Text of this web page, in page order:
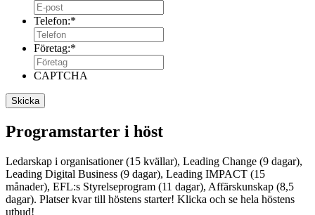
Telefon:*
Företag:*
CAPTCHA
Programstarter i höst
Ledarskap i organisationer (15 kvällar), Leading Change (9 dagar),
Leading Digital Business (9 dagar), Leading IMPACT (15
månader), EFL:s Styrelseprogram (11 dagar), Affärskunskap (8,5
dagar). Platser kvar till höstens starter! Klicka och se hela höstens
utbud!